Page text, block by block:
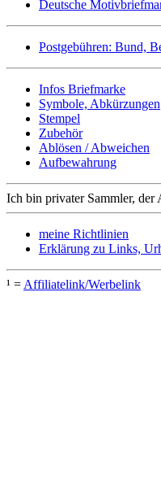
Deutsche
Postgebühren: Bund,
Infos Briefmarke
Symbole, Abkürzungen
Stempel
Zubehör
Ablösen / Abweichen
Aufbewahrung
Ich bin privater Sammler,
meine Richtlinien
Erklärung zu Links,
¹ = Affiliatelink/Werbelink